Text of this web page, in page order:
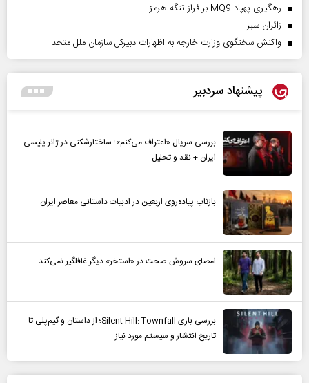
رهگیری پهپاد MQ9 بر فراز تنگه هرمز
‌زائران سبز
واکنش سخنگوی وزارت خارجه به اظهارات دبیرکل سازمان ملل متحد
پیشنهاد سردبیر
بررسی سریال «اعتراف می‌کنم»؛ ساختارشکنی در ژانر پلیسی
ایران + نقد و تحلیل
بازتاب پیاده‌روی اربعین در ادبیات داستانی معاصر ایران
امضای سروش صحت در «استخر» دیگر غافلگیر نمی‌کند
بررسی بازی Silent Hill: Townfall؛ از داستان و گیم‌پلی تا
تاریخ انتشار و سیستم مورد نیاز